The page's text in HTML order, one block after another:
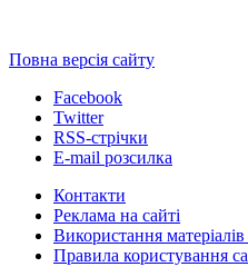
Повна версія сайту
Facebook
Twitter
RSS-стрічки
E-mail розсилка
Контакти
Реклама на сайті
Використання
Правила користування